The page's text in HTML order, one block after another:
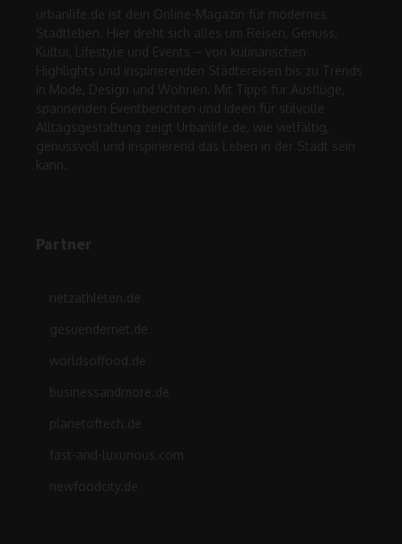
urbanlife.de ist dein Online-Magazin für modernes
Stadtleben. Hier dreht sich alles um Reisen, Genuss,
Kultur, Lifestyle und Events – von kulinarischen
Highlights und inspirierenden Städtereisen bis zu Trends
in Mode, Design und Wohnen. Mit Tipps für Ausflüge,
spannenden Eventberichten und Ideen für stilvolle
Alltagsgestaltung zeigt Urbanlife.de, wie vielfältig,
genussvoll und inspirierend das Leben in der Stadt sein
kann.
Partner
netzathleten.de
gesuendernet.de
worldsoffood.de
businessandmore.de
planetoftech.de
fast-and-luxurious.com
newfoodcity.de